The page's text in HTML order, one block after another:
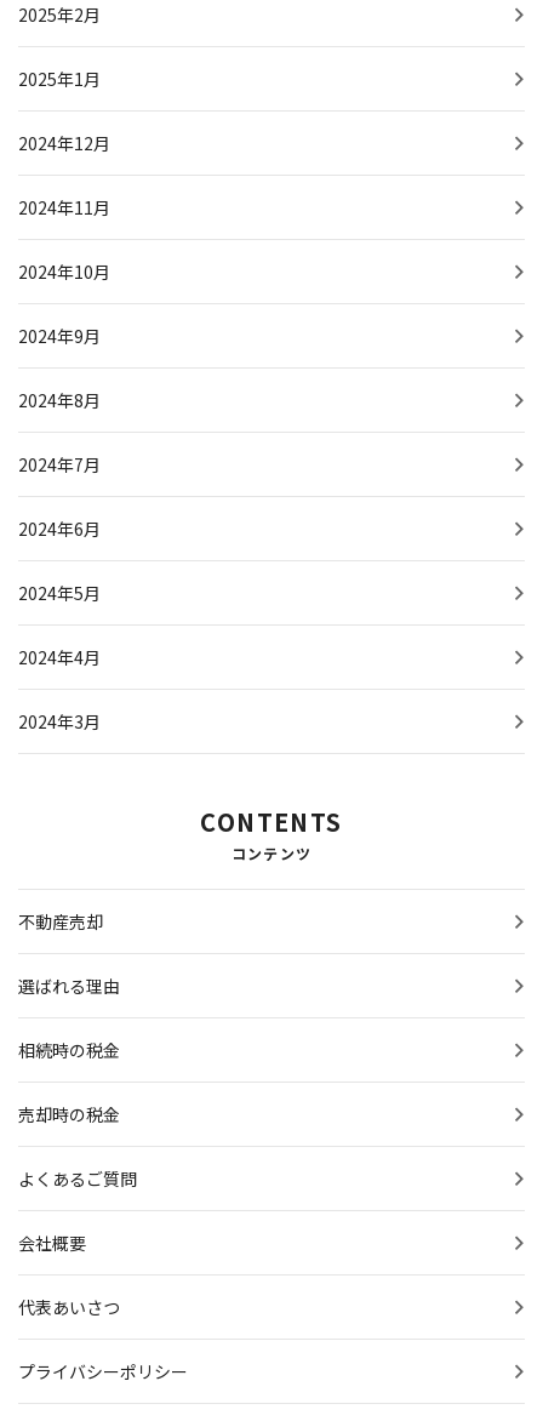
2025年2月
2025年1月
2024年12月
2024年11月
2024年10月
2024年9月
2024年8月
2024年7月
2024年6月
2024年5月
2024年4月
2024年3月
CONTENTS
コンテンツ
不動産売却
選ばれる理由
相続時の税金
売却時の税金
よくあるご質問
会社概要
代表あいさつ
プライバシーポリシー